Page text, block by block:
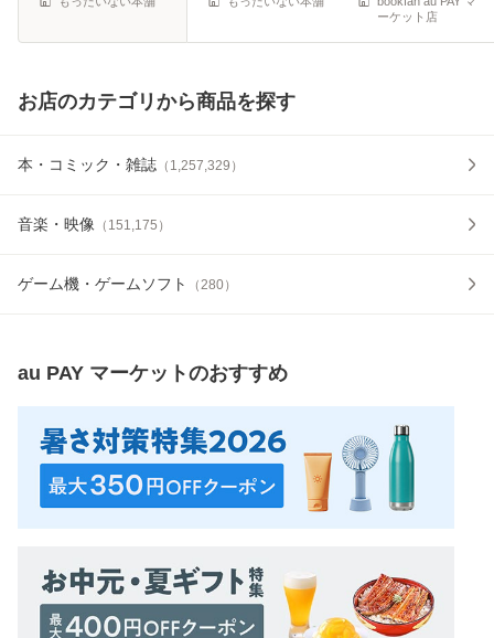
ーケット店
お店のカテゴリから商品を探す
本・コミック・雑誌 （ 1,257,329 ）
音楽・映像 （ 151,175 ）
ゲーム機・ゲームソフト （280）
au PAY マーケットのおすすめ